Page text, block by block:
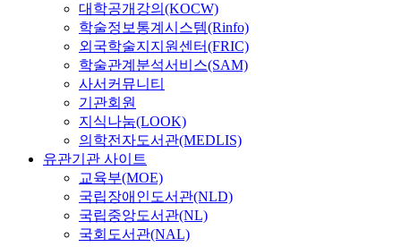
대학공개강의(KOCW)
학술정보통계시스템(Rinfo)
외국학술지지원센터(FRIC)
학술관계분석서비스(SAM)
사서커뮤니티
기관회원
지식나눔(LOOK)
의학전자도서관(MEDLIS)
유관기관 사이트
교육부(MOE)
국립장애인도서관(NLD)
국립중앙도서관(NL)
국회도서관(NAL)